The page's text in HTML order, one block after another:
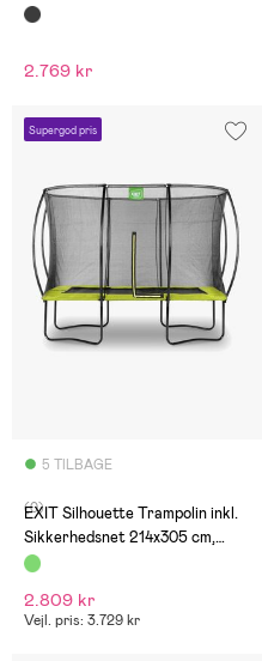
Sort
2.769 kr
Supergod pris
5 TILBAGE
(0)
EXIT Silhouette Trampolin inkl.
Sikkerhedsnet 214x305 cm,
Grøn
2.809 kr
Vejl. pris: 3.729 kr